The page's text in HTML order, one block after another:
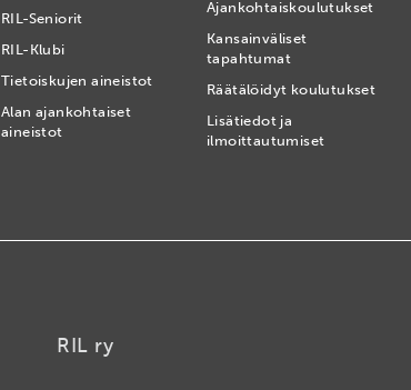
RIL-Seniorit
RIL-Klubi
Tietoiskujen aineistot
Alan ajankohtaiset
aineistot
Ajankohtaiskoulutukset
Kansainväliset
tapahtumat
Räätälöidyt koulutukset
Lisätiedot ja
ilmoittautumiset
RIL ry